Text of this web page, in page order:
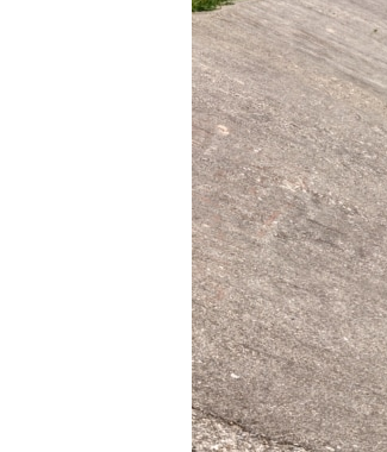
КРЫМ.НЕПОКОРЕННЫЙ
УКРАИНСКАЯ ПРОБЛЕМА КРЫМА